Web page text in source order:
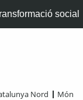
social
Nord Món